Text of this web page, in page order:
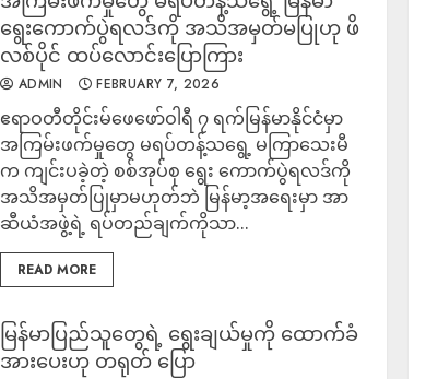
ရွေးကောက်ပွဲရလဒ်ကို အသိအမှတ်မပြုဟု ဖိ
လစ်ပိုင် ထပ်လောင်းပြောကြား
ADMIN FEBRUARY 7, 2026
ဧရာဝတီတိုင်းမ်ဖေဖော်ဝါရီ ၇ ရက်မြန်မာနိုင်ငံမှာ
အကြမ်းဖက်မှုတွေ မရပ်တန့်သရွေ့ မကြာသေးမီ
က ကျင်းပခဲ့တဲ့ စစ်အုပ်စု ရွေး ကောက်ပွဲရလဒ်ကို
အသိအမှတ်ပြုမှာမဟုတ်ဘဲ မြန်မာ့အရေးမှာ အာ
ဆီယံအဖွဲ့ရဲ့ ရပ်တည်ချက်ကိုသာ...
READ MORE
မြန်မာပြည်သူတွေရဲ့ ရွေးချယ်မှုကို ထောက်ခံ
အားပေးဟု တရုတ် ပြော